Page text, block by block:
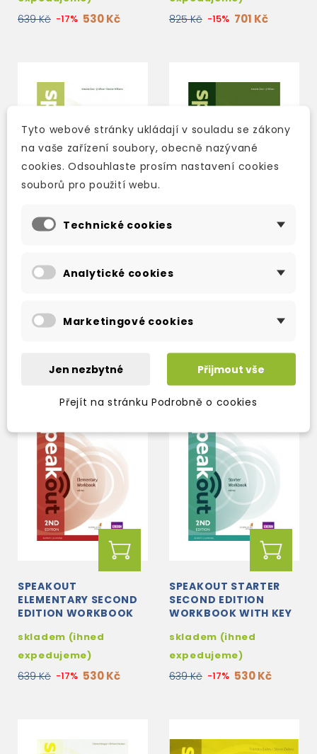
639 Kč -17% 530 Kč 825 Kč -15% 701 Kč
INTERMEDIATE
expedujeme)
INTERMEDIATE
WITH DVD
expedujeme)
SPEAKOUT
ELEMENTARY SECOND
EDITION WORKBOOK
skladem (ihned
expedujeme)
639 Kč -17% 530 Kč
SPEAKOUT STARTER
SECOND EDITION
WORKBOOK WITH KEY
skladem (ihned
expedujeme)
639 Kč -17% 530 Kč
Tyto webové stránky ukládají v souladu se zákony
na vaše zařízení soubory, obecně nazývané
cookies. Odsouhlaste prosím nastavení cookies
souborů pro použití webu.
Technické cookies
Analytické cookies
Marketingové cookies
Jen nezbytné Přijmout vše
Přejít na stránku Podrobně o cookies